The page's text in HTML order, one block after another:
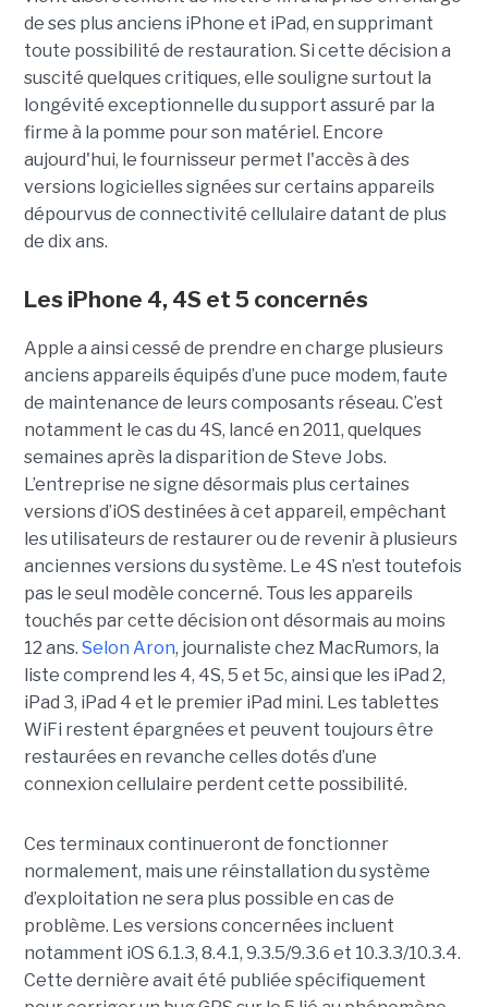
de ses plus anciens iPhone et iPad, en supprimant
toute possibilité de restauration. Si cette décision a
suscité quelques critiques, elle souligne surtout la
longévité exceptionnelle du support assuré par la
firme à la pomme pour son matériel. Encore
aujourd'hui, le fournisseur permet l'accès à des
versions logicielles signées sur certains appareils
dépourvus de connectivité cellulaire datant de plus
de dix ans.
Les iPhone 4, 4S et 5 concernés
Apple a ainsi cessé de prendre en charge plusieurs
anciens appareils équipés d’une puce modem, faute
de maintenance de leurs composants réseau. C’est
notamment le cas du 4S, lancé en 2011, quelques
semaines après la disparition de Steve Jobs.
L’entreprise ne signe désormais plus certaines
versions d’iOS destinées à cet appareil, empêchant
les utilisateurs de restaurer ou de revenir à plusieurs
anciennes versions du système. Le 4S n’est toutefois
pas le seul modèle concerné. Tous les appareils
touchés par cette décision ont désormais au moins
12 ans. Selon Aron, journaliste chez MacRumors, la
liste comprend les 4, 4S, 5 et 5c, ainsi que les iPad 2,
iPad 3, iPad 4 et le premier iPad mini. Les tablettes
WiFi restent épargnées et peuvent toujours être
restaurées en revanche celles dotés d’une
connexion cellulaire perdent cette possibilité.
Ces terminaux continueront de fonctionner
normalement, mais une réinstallation du système
d’exploitation ne sera plus possible en cas de
problème. Les versions concernées incluent
notamment iOS 6.1.3, 8.4.1, 9.3.5/9.3.6 et 10.3.3/10.3.4.
Cette dernière avait été publiée spécifiquement